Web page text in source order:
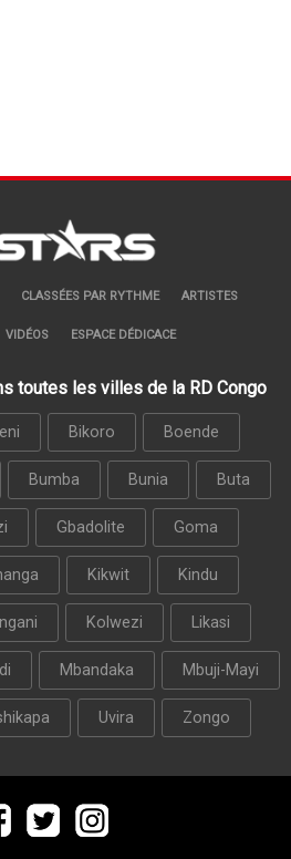
CLASSÉES PAR RYTHME ARTISTES
VIDÉOS ESPACE DÉDICACE
toutes les villes de la RD Congo
Bikoro Boende
Bumba Bunia Buta
Gbadolite Goma
Kikwit Kindu
Kolwezi Likasi
Mbandaka Mbuji-Mayi
Uvira Zongo